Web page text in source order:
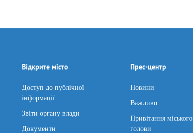
Відкрите місто
Доступ до публічної
інформації
Звіти органу влади
Документи
Прес-центр
Новини
Важливо
Привітання міського
голови